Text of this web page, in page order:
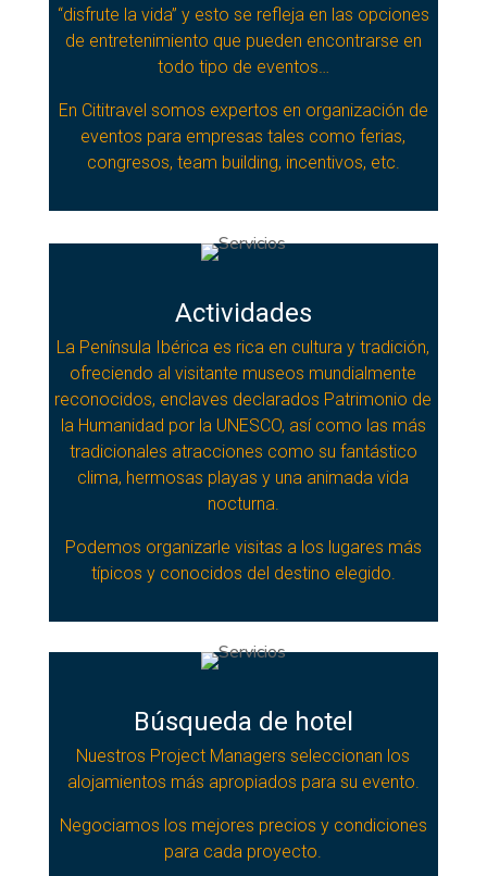
“disfrute la vida” y esto se refleja en las opciones
de entretenimiento que pueden encontrarse en
todo tipo de eventos…
En Cititravel somos expertos en organización de
eventos para empresas tales como ferias,
congresos, team building, incentivos, etc.
Actividades
La Península Ibérica es rica en cultura y tradición,
ofreciendo al visitante museos mundialmente
reconocidos, enclaves declarados Patrimonio de
la Humanidad por la UNESCO, así como las más
tradicionales atracciones como su fantástico
clima, hermosas playas y una animada vida
nocturna.
Podemos organizarle visitas a los lugares más
típicos y conocidos del destino elegido.
Búsqueda de hotel
Nuestros Project Managers seleccionan los
alojamientos más apropiados para su evento.
Negociamos los mejores precios y condiciones
para cada proyecto.